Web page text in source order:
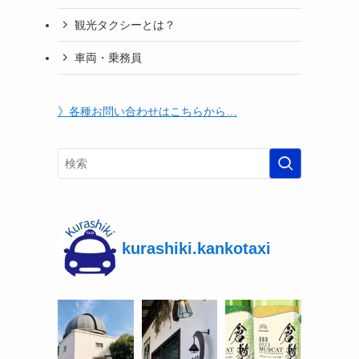
観光タクシーとは？
車両・乗務員
》各種お問い合わせはこちらから…
kurashiki.kankotaxi